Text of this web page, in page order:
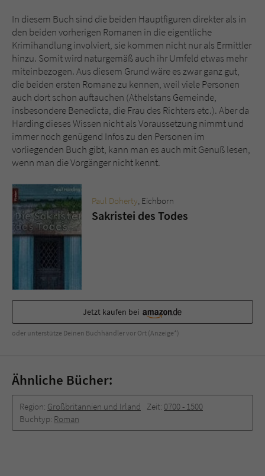
In diesem Buch sind die beiden Hauptfiguren direkter als in
den beiden vorherigen Romanen in die eigentliche
Krimihandlung involviert, sie kommen nicht nur als Ermittler
hinzu. Somit wird naturgemäß auch ihr Umfeld etwas mehr
miteinbezogen. Aus diesem Grund wäre es zwar ganz gut,
die beiden ersten Romane zu kennen, weil viele Personen
auch dort schon auftauchen (Athelstans Gemeinde,
insbesondere Benedicta, die Frau des Richters etc.). Aber da
Harding dieses Wissen nicht als Voraussetzung nimmt und
immer noch genügend Infos zu den Personen im
vorliegenden Buch gibt, kann man es auch mit Genuß lesen,
wenn man die Vorgänger nicht kennt.
Paul Doherty , Eichborn
Sakristei des Todes
Jetzt kaufen bei
oder unterstütze Deinen Buchhändler vor Ort (Anzeige*)
Ähnliche Bücher:
Region: Großbritannien und Irland Zeit: 0700 - 1500
Buchtyp: Roman